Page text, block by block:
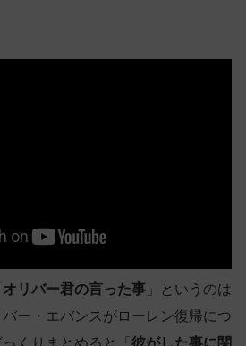
オリバー君の言った事 」というのは
ー・エバンスがローレン復帰につ
くりまとめると「 彼がした事に関